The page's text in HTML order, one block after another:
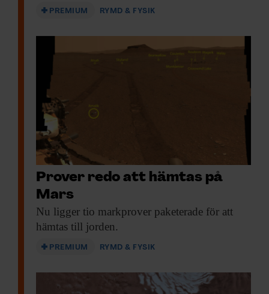
vidarebefordrar även sådana identifierare och annan
annons- och analysföretag som vi samarbetar med.
Dessa kan i sin tur kombinera informationen med annan
information som du har tillhandahållit eller som de har
samlat in när du har använt deras tjänster.
PREMIUM RYMD & FYSIK
Prover redo att hämtas på
Mars
Nu ligger tio markprover paketerade för att
hämtas till jorden.
PREMIUM RYMD & FYSIK